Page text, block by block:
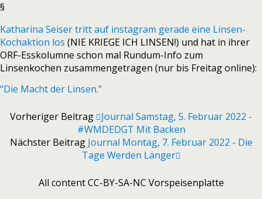
§
Katharina Seiser tritt auf instagram gerade eine Linsen-
Kochaktion los (NIE KRIEGE ICH LINSEN!) und hat in ihrer
ORF-Esskolumne schon mal Rundum-Info zum
Linsenkochen zusammengetragen (nur bis Freitag online):
“Die Macht der Linsen.”
Vorheriger Beitrag
Journal Samstag, 5. Februar 2022 -
#WMDEDGT Mit Backen
Nächster Beitrag Journal Montag, 7. Februar 2022 - Die
Tage Werden Länger
All content CC-BY-SA-NC Vorspeisenplatte